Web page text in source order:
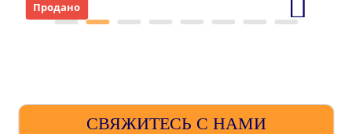
Продано
СВЯЖИТЕСЬ С НАМИ